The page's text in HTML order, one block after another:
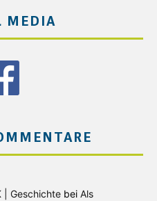
MEDIA
| Geschichte bei Als